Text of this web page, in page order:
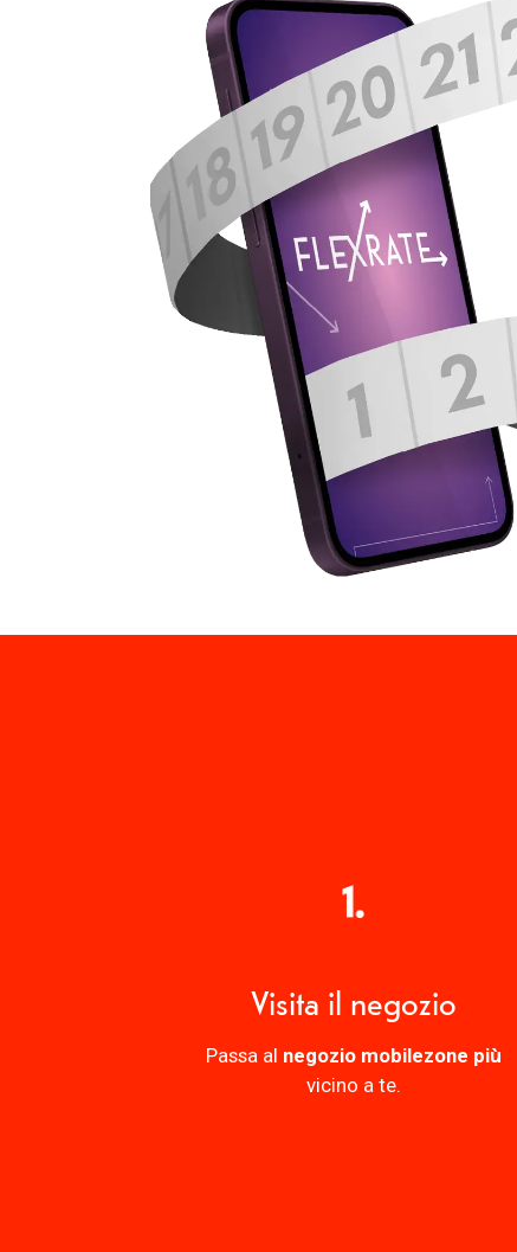
Visita il negozio
Passa al negozio mobilezone più
vicino a te.